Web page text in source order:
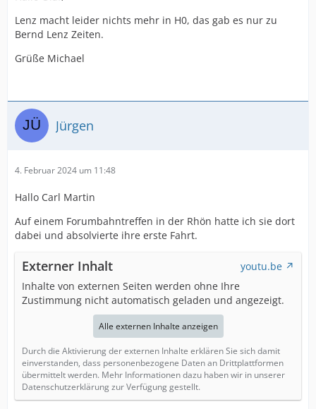
Lenz macht leider nichts mehr in H0, das gab es nur zu
Bernd Lenz Zeiten.
Grüße Michael
Jürgen
4. Februar 2024 um 11:48
Hallo Carl Martin
Auf einem Forumbahntreffen in der Rhön hatte ich sie dort
dabei und absolvierte ihre erste Fahrt.
Externer Inhalt
youtu.be
Inhalte von externen Seiten werden ohne Ihre
Zustimmung nicht automatisch geladen und angezeigt.
Alle externen Inhalte anzeigen
Durch die Aktivierung der externen Inhalte erklären Sie sich damit
einverstanden, dass personenbezogene Daten an Drittplattformen
übermittelt werden. Mehr Informationen dazu haben wir in unserer
Datenschutzerklärung zur Verfügung gestellt.